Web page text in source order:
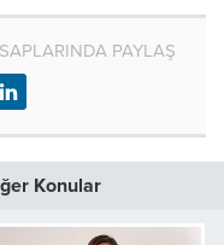
PAYLAŞ
Konular